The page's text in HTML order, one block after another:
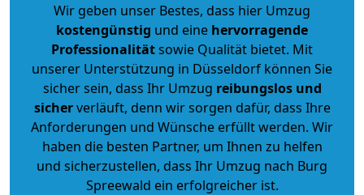
Wir geben unser Bestes, dass hier Umzug
kostengünstig und eine hervorragende
Professionalitätsowie Qualität bietet. Mit
unserer Unterstützung in Düsseldorf können Sie
sicher sein, dass Ihr Umzug reibungslos und
sicherverläuft, denn wir sorgen dafür, dass Ihre
Anforderungen und Wünsche erfüllt werden. Wir
haben die besten Partner, um Ihnen zu helfen
und sicherzustellen, dass Ihr Umzug nach Burg
Spreewald ein erfolgreicher ist.